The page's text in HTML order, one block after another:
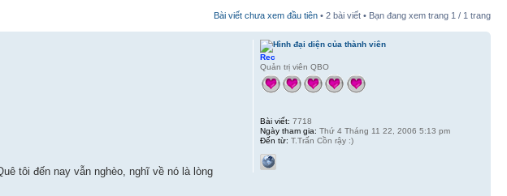
Bài viết chưa xem đầu tiên • 2 bài viết • Bạn đang xem trang 1 / 1 trang
tôi đến nay vẫn nghèo, nghĩ về nó là lòng
Rec
Quản trị viên QBO
Bài viết: 7718
Ngày tham gia: Thứ 4 Tháng 11 22, 2006 5:13 pm
Đến từ: T.Trấn Cồn rậy :)